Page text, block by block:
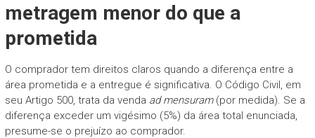
metragem menor do que a
prometida
O comprador tem direitos claros quando a diferença entre a
área prometida e a entregue é significativa. O Código Civil, em
seu Artigo 500, trata da venda ad mensuram(por medida). Se a
diferença exceder um vigésimo (5%) da área total enunciada,
presume-se o prejuízo ao comprador.